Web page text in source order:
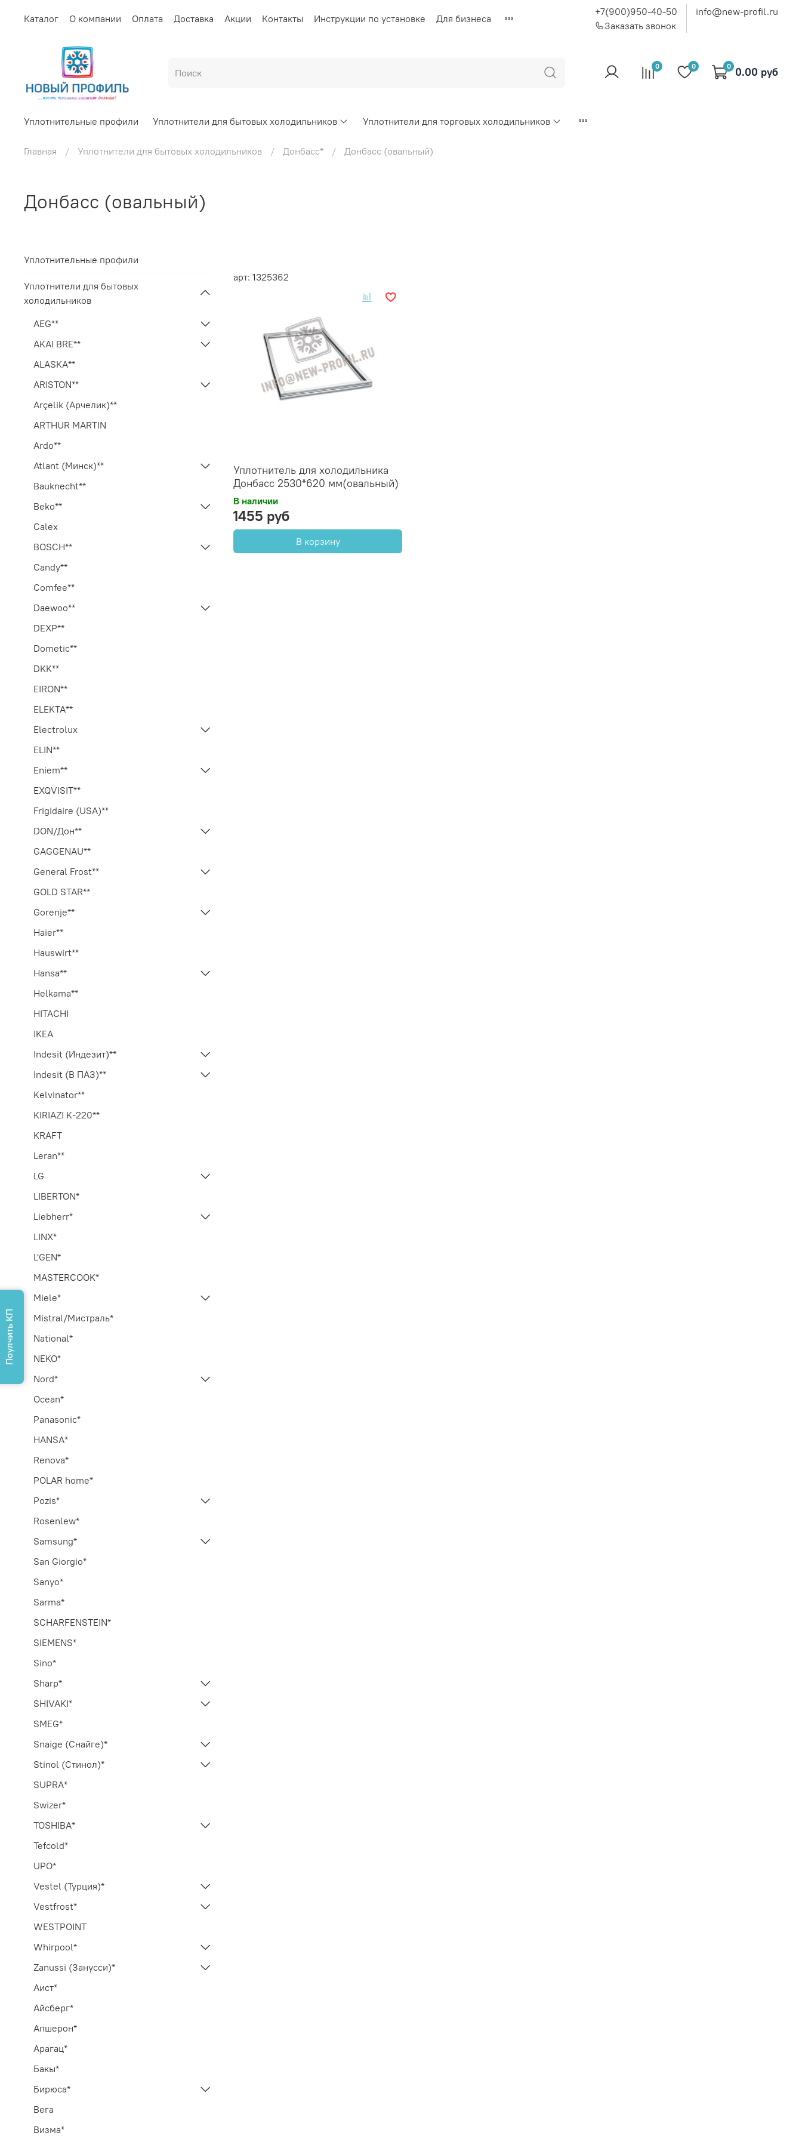
Каталог О компании Оплата Доставка Акции Контакты Инструкции по установке Для бизнеса
+7(900)950-40-50
Заказать звонок
info@new-profil.ru
0 0 0 0.00 руб
Уплотнительные профили Уплотнители для бытовых холодильников Уплотнители для торговых холодильников
Главная Уплотнители для бытовых холодильников Донбасс* Донбасс (овальный)
Донбасс (овальный)
арт: 1325362
Уплотнитель для холодильника
Донбасс 2530*620 мм(овальный)
В наличии
1455 руб
В корзину
Уплотнительные профили
Уплотнители для бытовых
холодильников
AEG**
AKAI BRE**
ALASKA**
ARISTON**
Arçelik (Арчелик)**
ARTHUR MARTIN
Ardo**
Atlant (Минск)**
Bauknecht**
Beko**
Calex
BOSCH**
Candy**
Comfee**
Daewoo**
DEXP**
Dometic**
DKK**
EIRON**
ELEKTA**
Electrolux
ELIN**
Eniem**
EXQVISIT**
Frigidaire (USA)**
DON/Дон**
GAGGENAU**
General Frost**
GOLD STAR**
Gorenje**
Haier**
Hauswirt**
Hansa**
Helkama**
HITACHI
IKEA
Indesit (Индезит)**
Indesit (В ПАЗ)**
Kelvinator**
KIRIAZI K-220**
KRAFT
Leran**
LG
LIBERTON*
Liebherr*
LINX*
L'GEN*
MASTERCOOK*
Miele*
Mistral/Мистраль*
National*
NEKO*
Nord*
Ocean*
Panasonic*
HANSA*
Renova*
POLAR home*
Pozis*
Rosenlew*
Samsung*
San Giorgio*
Sanyo*
Sarma*
SCHARFENSTEIN*
SIEMENS*
Sino*
Sharp*
SHIVAKI*
SMEG*
Snaige (Снайге)*
Stinol (Стинол)*
SUPRA*
Swizer*
TOSHIBA*
Tefcold*
UPO*
Vestel (Турция)*
Vestfrost*
WESTPOINT
Whirpool*
Zanussi (Занусси)*
Аист*
Айсберг*
Апшерон*
Арагац*
Бакы*
Бирюса*
Вега
Визма*
Поулчить КП